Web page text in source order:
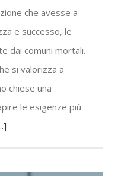
che avesse a
e successo, le
dai comuni mortali.
si valorizza a
chiese una
le esigenze più